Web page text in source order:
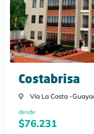
Costabrisa
Vía La Costa -
desde
$76.231